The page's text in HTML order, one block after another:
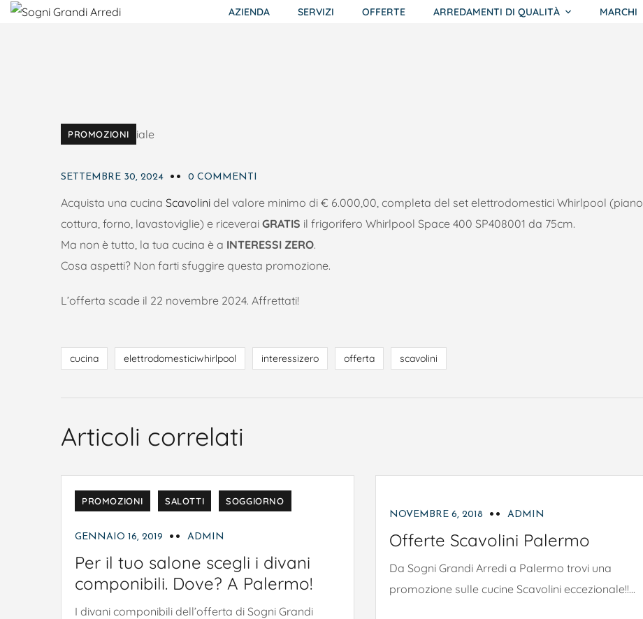
AZIENDA SERVIZI OFFERTE ARREDAMENTI DI QUALITÀ MARCHI
PROMOZIONI
SETTEMBRE 30, 2024 0 COMMENTI
Acquista una cucina Scavolini del valore minimo di € 6.000,00, completa del set elettrodomestici Whirlpool (piano
cottura, forno, lavastoviglie) e riceverai GRATIS il frigorifero Whirlpool Space 400 SP408001 da 75cm.
Ma non è tutto, la tua cucina è a INTERESSI ZERO.
Cosa aspetti? Non farti sfuggire questa promozione.
L’offerta scade il 22 novembre 2024. Affrettati!
cucina elettrodomesticiwhirlpool interessizero offerta scavolini
Articoli correlati
PROMOZIONI SALOTTI SOGGIORNO
GENNAIO 16, 2019 ADMIN
Per il tuo salone scegli i divani
componibili. Dove? A Palermo!
I divani componibili dell’offerta di Sogni Grandi
PROMOZIONI
NOVEMBRE 6, 2018 ADMIN
Offerte Scavolini Palermo
Da Sogni Grandi Arredi a Palermo trovi una
promozione sulle cucine Scavolini eccezionale!!...